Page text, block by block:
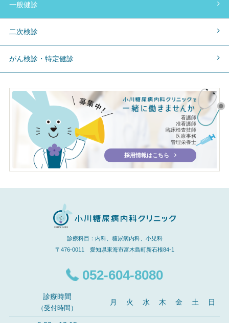
一般健診
二次検診
がん検診・特定健診
看護師
准看護師
臨床検査技師
医療事務
管理栄養士
採用情報はこちら
診療科目：内科、糖尿病内科、小児科
〒476-0011 愛知県東海市富木島町新石根84-1
052-604-8080
診療時間
（受付時間）
月 火 水 木 金 土 日